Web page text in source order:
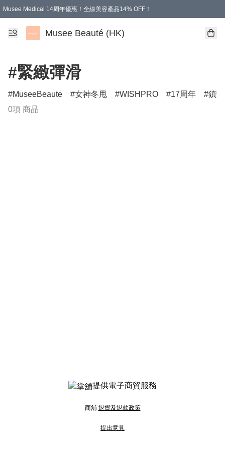
Musee Medical 14周年優惠！全線美容產品14% OFF！
凡購物滿HKD 500.00即享運費減免優惠
Musee Beauté (HK)
#緊緻彈滑
MuseeBeaute 女神冬甩 WISHPRO 17周年
鎮
0項 商品
提供電子商貿服務
商舖 退貨及退款政策
提出意見